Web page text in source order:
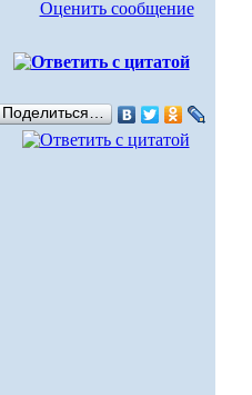
Оценить сообщение
Поделиться…